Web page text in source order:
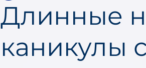
Длинные
каникулы